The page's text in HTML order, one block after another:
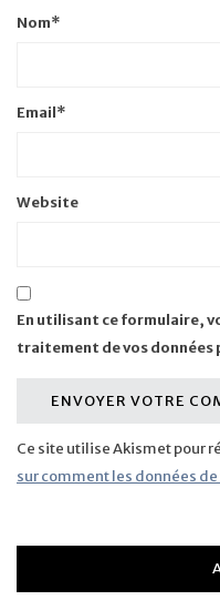
Nom*
Email*
Website
En utilisant ce formulaire,
traitement de vos données
Ce site utilise Akismet pour
sur comment les données